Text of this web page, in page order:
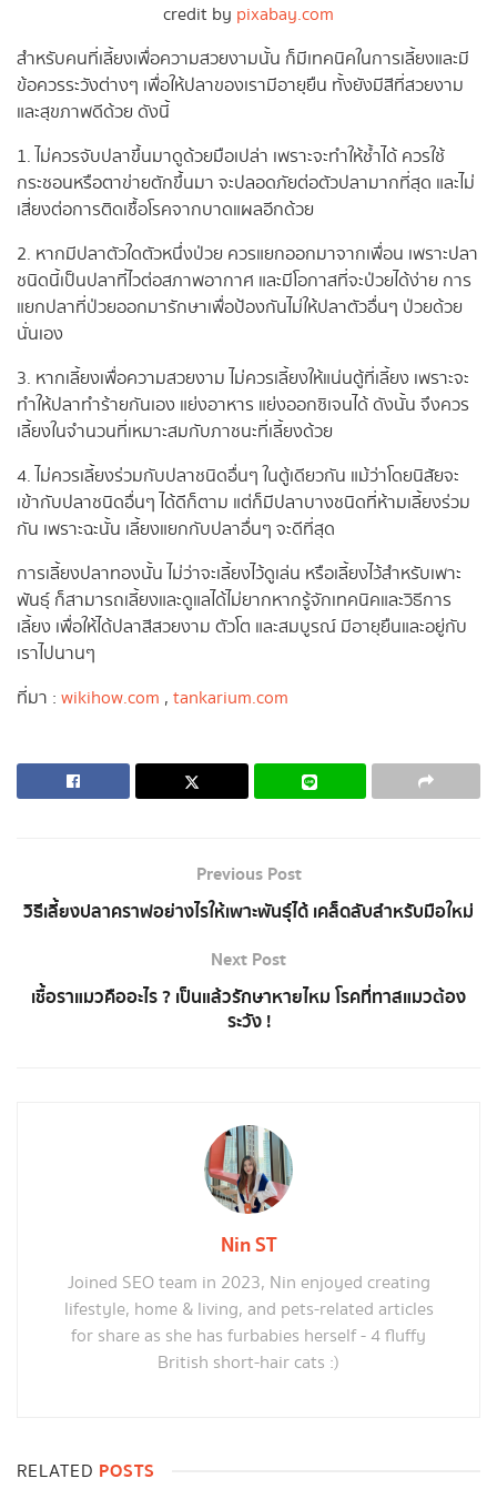
credit by pixabay.com
สำหรับคนที่เลี้ยงเพื่อความสวยงามนั้น ก็มีเทคนิคในการเลี้ยงและมี
ข้อควรระวังต่างๆ เพื่อให้ปลาของเรามีอายุยืน ทั้งยังมีสีที่สวยงาม
และสุขภาพดีด้วย ดังนี้
1. ไม่ควรจับปลาขึ้นมาดูด้วยมือเปล่า เพราะจะทำให้ช้ำได้ ควรใช้
กระชอนหรือตาข่ายตักขึ้นมา จะปลอดภัยต่อตัวปลามากที่สุด และไม่
เสี่ยงต่อการติดเชื้อโรคจากบาดแผลอีกด้วย
2. หากมีปลาตัวใดตัวหนึ่งป่วย ควรแยกออกมาจากเพื่อน เพราะปลา
ชนิดนี้เป็นปลาที่ไวต่อสภาพอากาศ และมีโอกาสที่จะป่วยได้ง่าย การ
แยกปลาที่ป่วยออกมารักษาเพื่อป้องกันไม่ให้ปลาตัวอื่นๆ ป่วยด้วย
นั่นเอง
3. หากเลี้ยงเพื่อความสวยงาม ไม่ควรเลี้ยงให้แน่นตู้ที่เลี้ยง เพราะจะ
ทำให้ปลาทำร้ายกันเอง แย่งอาหาร แย่งออกซิเจนได้ ดังนั้น จึงควร
เลี้ยงในจำนวนที่เหมาะสมกับภาชนะที่เลี้ยงด้วย
4. ไม่ควรเลี้ยงร่วมกับปลาชนิดอื่นๆ ในตู้เดียวกัน แม้ว่าโดยนิสัยจะ
เข้ากับปลาชนิดอื่นๆ ได้ดีก็ตาม แต่ก็มีปลาบางชนิดที่ห้ามเลี้ยงร่วม
กัน เพราะฉะนั้น เลี้ยงแยกกับปลาอื่นๆ จะดีที่สุด
การเลี้ยงปลาทองนั้น ไม่ว่าจะเลี้ยงไว้ดูเล่น หรือเลี้ยงไว้สำหรับเพาะ
พันธุ์ ก็สามารถเลี้ยงและดูแลได้ไม่ยากหากรู้จักเทคนิคและวิธีการ
เลี้ยง เพื่อให้ได้ปลาสีสวยงาม ตัวโต และสมบูรณ์ มีอายุยืนและอยู่กับ
เราไปนานๆ
ที่มา : wikihow.com , tankarium.com
Previous Post
วิธีเลี้ยงปลาคราฟอย่างไรให้เพาะพันธุ์ได้ เคล็ดลับสำหรับมือใหม่
Next Post
เชื้อราแมวคืออะไร ? เป็นแล้วรักษาหายไหม โรคที่ทาสแมวต้อง
ระวัง !
Nin ST
Joined SEO team in 2023, Nin enjoyed creating
lifestyle, home & living, and pets-related articles
for share as she has furbabies herself - 4 fluffy
British short-hair cats :)
RELATED POSTS